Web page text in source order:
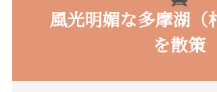
風光明媚な多摩湖（
を散策